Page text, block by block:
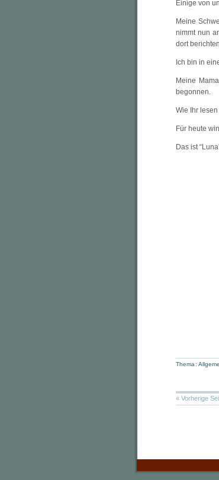
Einige von
Meine
nimmt nun
dort
Ich bin in
Meine
begonnen.
Wie Ihr
Für heute
Das ist
Thema:
« Vorherige